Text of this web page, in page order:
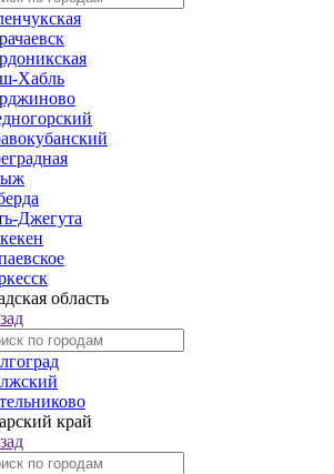
Хабль
Джегута
область
край